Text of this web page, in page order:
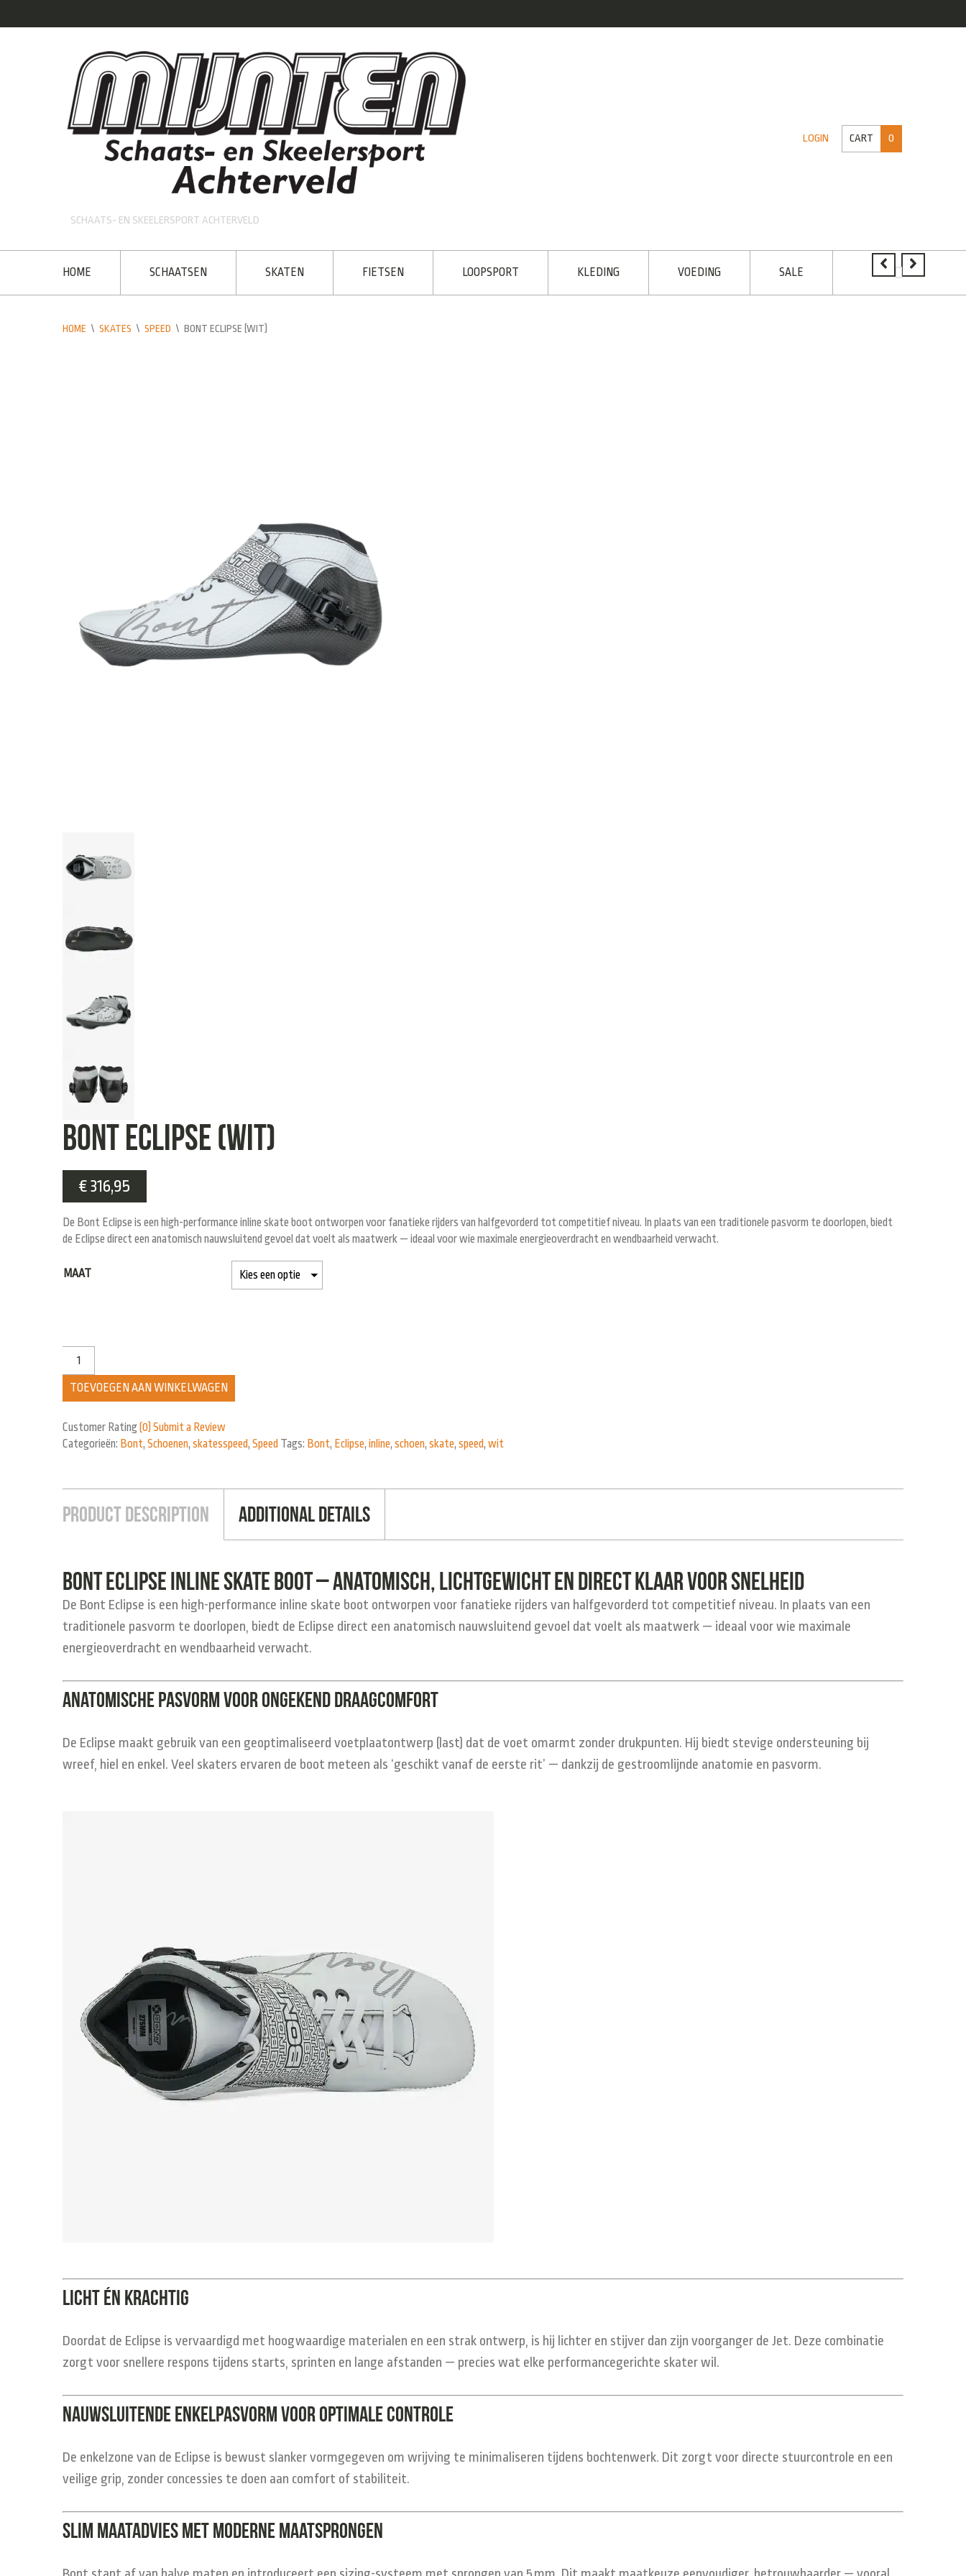
SCHAATS- EN SKEELERSPORT ACHTERVELD
LOGIN CART 0
HOME SCHAATSEN SKATEN FIETSEN LOOPSPORT KLEDING VOEDING SALE
HOME \ SKATES \ SPEED \ BONT ECLIPSE (WIT)
Bont Eclipse (WIT)
€316,95
De Bont Eclipse is een high-performance inline skate boot ontworpen voor fanatieke rijders van halfgevorderd tot competitief niveau. In plaats van een traditionele pasvorm te doorlopen, biedt
de Eclipse direct een anatomisch nauwsluitend gevoel dat voelt als maatwerk — ideaal voor wie maximale energieoverdracht en wendbaarheid verwacht.
MAAT
TOEVOEGEN AAN WINKELWAGEN
Customer Rating (0) Submit a Review
Categorieën: Bont, Schoenen, skatesspeed, Speed Tags: Bont, Eclipse, inline, schoen, skate, speed, wit
Product Description Additional Details
Bont Eclipse Inline Skate Boot – Anatomisch, lichtgewicht en direct klaar voor snelheid
De Bont Eclipse is een high-performance inline skate boot ontworpen voor fanatieke rijders van halfgevorderd tot competitief niveau. In plaats van een
traditionele pasvorm te doorlopen, biedt de Eclipse direct een anatomisch nauwsluitend gevoel dat voelt als maatwerk — ideaal voor wie maximale
energieoverdracht en wendbaarheid verwacht.
Anatomische pasvorm voor ongekend draagcomfort
De Eclipse maakt gebruik van een geoptimaliseerd voetplaatontwerp (last) dat de voet omarmt zonder drukpunten. Hij biedt stevige ondersteuning bij
wreef, hiel en enkel. Veel skaters ervaren de boot meteen als ‘geschikt vanaf de eerste rit’ — dankzij de gestroomlijnde anatomie en pasvorm.
Licht én krachtig
Doordat de Eclipse is vervaardigd met hoogwaardige materialen en een strak ontwerp, is hij lichter en stijver dan zijn voorganger de Jet. Deze combinatie
zorgt voor snellere respons tijdens starts, sprinten en lange afstanden — precies wat elke performancegerichte skater wil.
Nauwsluitende enkelpasvorm voor optimale controle
De enkelzone van de Eclipse is bewust slanker vormgegeven om wrijving te minimaliseren tijdens bochtenwerk. Dit zorgt voor directe stuurcontrole en een
veilige grip, zonder concessies te doen aan comfort of stabiliteit.
Slim maatadvies met moderne maatsprongen